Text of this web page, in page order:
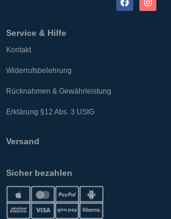
Service & Hilfe
Kontakt
Widerrufsbelehrung
Rücknahmen & Gewährleistung
Erklärung §12 Abs. 3 UStG
Versand
Sicher bezahlen